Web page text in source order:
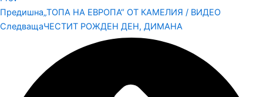
Предишна„ТОПА НА ЕВРОПА“ ОТ КАМЕЛИЯ / ВИДЕО
СледващаЧЕСТИТ РОЖДЕН ДЕН, ДИМАНА